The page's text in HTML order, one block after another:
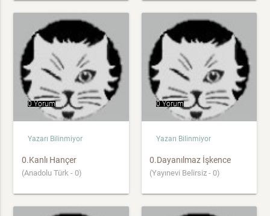
0 Yorum
Yazarı Bilinmiyor
0.Kanlı Hançer
(Anadolu Türk - 0)
0 Yorum
Yazarı Bilinmiyor
0.Dayanılmaz İşkence
(Yayınevi Belirsiz - 0)